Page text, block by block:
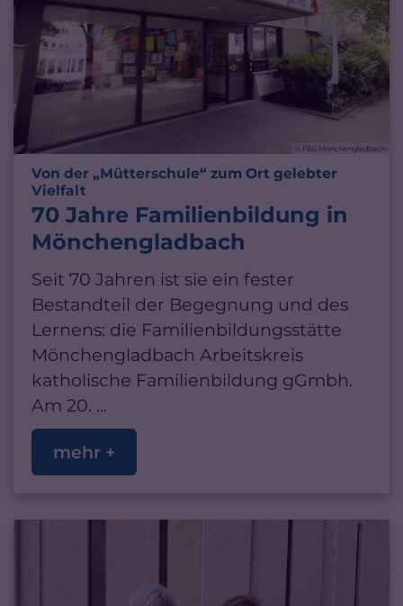
© FBS Mönchengladbach
Von der „Mütterschule“ zum Ort gelebter
Vielfalt
70 Jahre Familienbildung in
Mönchengladbach
Seit 70 Jahren ist sie ein fester
Bestandteil der Begegnung und des
Lernens: die Familienbildungsstätte
Mönchengladbach Arbeitskreis
katholische Familienbildung gGmbh.
Am 20. ...
mehr +